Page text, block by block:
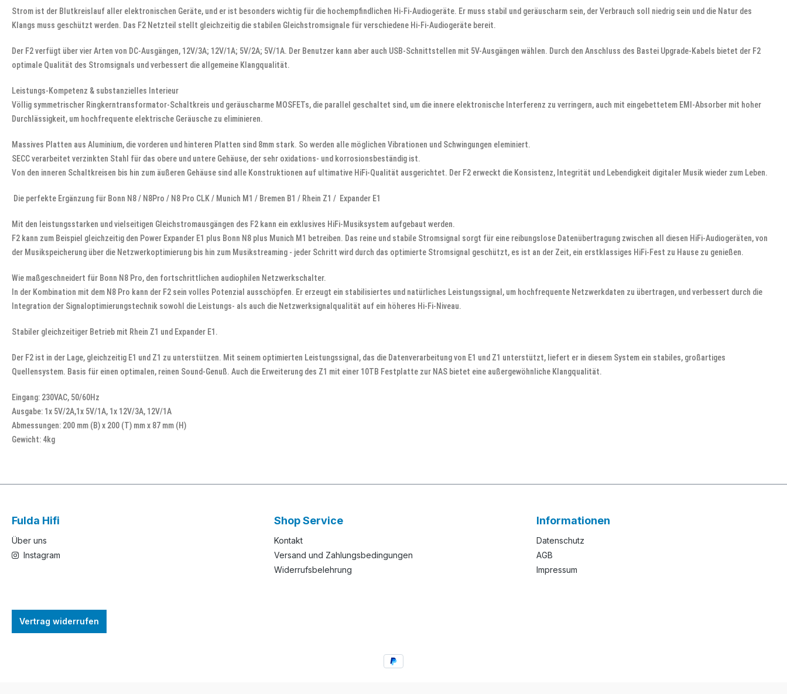
Strom ist der Blutkreislauf aller elektronischen Geräte, und er ist besonders wichtig für die hochempfindlichen Hi-Fi-Audiogeräte. Er muss stabil und geräuscharm sein, der Verbrauch soll niedrig sein und die Natur des
Klangs muss geschützt werden. Das F2 Netzteil stellt gleichzeitig die stabilen Gleichstromsignale für verschiedene Hi-Fi-Audiogeräte bereit.
Der F2 verfügt über vier Arten von DC-Ausgängen, 12V/3A; 12V/1A; 5V/2A; 5V/1A. Der Benutzer kann aber auch USB-Schnittstellen mit 5V-Ausgängen wählen. Durch den Anschluss des Bastei Upgrade-Kabels bietet der F2
optimale Qualität des Stromsignals und verbessert die allgemeine Klangqualität.
Leistungs-Kompetenz & substanzielles Interieur
Völlig symmetrischer Ringkerntransformator-Schaltkreis und geräuscharme MOSFETs, die parallel geschaltet sind, um die innere elektronische Interferenz zu verringern, auch mit eingebettetem EMI-Absorber mit hoher
Durchlässigkeit, um hochfrequente elektrische Geräusche zu eliminieren.
Massives Platten aus Aluminium, die vorderen und hinteren Platten sind 8mm stark. So werden alle möglichen Vibrationen und Schwingungen eleminiert.
SECC verarbeitet verzinkten Stahl für das obere und untere Gehäuse, der sehr oxidations- und korrosionsbeständig ist.
Von den inneren Schaltkreisen bis hin zum äußeren Gehäuse sind alle Konstruktionen auf ultimative HiFi-Qualität ausgerichtet. Der F2 erweckt die Konsistenz, Integrität und Lebendigkeit digitaler Musik wieder zum Leben.
Die perfekte Ergänzung für Bonn N8 / N8Pro / N8 Pro CLK / Munich M1 / Bremen B1 / Rhein Z1 / Expander E1
Mit den leistungsstarken und vielseitigen Gleichstromausgängen des F2 kann ein exklusives HiFi-Musiksystem aufgebaut werden.
F2 kann zum Beispiel gleichzeitig den Power Expander E1 plus Bonn N8 plus Munich M1 betreiben. Das reine und stabile Stromsignal sorgt für eine reibungslose Datenübertragung zwischen all diesen HiFi-Audiogeräten, von
der Musikspeicherung über die Netzwerkoptimierung bis hin zum Musikstreaming - jeder Schritt wird durch das optimierte Stromsignal geschützt, es ist an der Zeit, ein erstklassiges HiFi-Fest zu Hause zu genießen.
Wie maßgeschneidert für Bonn N8 Pro, den fortschrittlichen audiophilen Netzwerkschalter.
In der Kombination mit dem N8 Pro kann der F2 sein volles Potenzial ausschöpfen. Er erzeugt ein stabilisiertes und natürliches Leistungssignal, um hochfrequente Netzwerkdaten zu übertragen, und verbessert durch die
Integration der Signaloptimierungstechnik sowohl die Leistungs- als auch die Netzwerksignalqualität auf ein höheres Hi-Fi-Niveau.
Stabiler gleichzeitiger Betrieb mit Rhein Z1 und Expander E1.
Der F2 ist in der Lage, gleichzeitig E1 und Z1 zu unterstützen. Mit seinem optimierten Leistungssignal, das die Datenverarbeitung von E1 und Z1 unterstützt, liefert er in diesem System ein stabiles, großartiges
Quellensystem. Basis für einen optimalen, reinen Sound-Genuß. Auch die Erweiterung des Z1 mit einer 10TB Festplatte zur NAS bietet eine außergewöhnliche Klangqualität.
Eingang: 230VAC, 50/60Hz
Ausgabe: 1x 5V/2A,1x 5V/1A, 1x 12V/3A, 12V/1A
Abmessungen: 200 mm (B) x 200 (T) mm x 87 mm (H)
Gewicht: 4kg
Fulda Hifi
Über uns
Instagram
Shop Service
Kontakt
Versand und Zahlungsbedingungen
Widerrufsbelehrung
Informationen
Datenschutz
AGB
Impressum
Vertrag widerrufen